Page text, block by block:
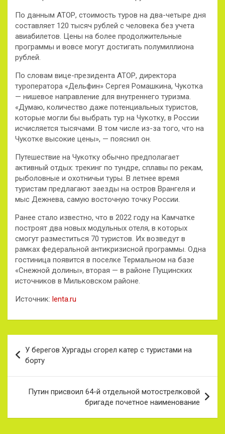
По данным АТОР, стоимость туров на два-четыре дня
составляет 120 тысяч рублей с человека без учета
авиабилетов. Цены на более продолжительные
программы и вовсе могут достигать полумиллиона
рублей.
По словам вице-президента АТОР, директора
туроператора «Дельфин» Сергея Ромашкина, Чукотка
— нишевое направление для внутреннего туризма.
«Думаю, количество даже потенциальных туристов,
которые могли бы выбрать тур на Чукотку, в России
исчисляется тысячами. В том числе из-за того, что на
Чукотке высокие цены», — пояснил он.
Путешествие на Чукотку обычно предполагает
активный отдых: трекинг по тундре, сплавы по рекам,
рыболовные и охотничьи туры. В летнее время
туристам предлагают заезды на остров Врангеля и
мыс Дежнева, самую восточную точку России.
Ранее стало известно, что в 2022 году на Камчатке
построят два новых модульных отеля, в которых
смогут разместиться 70 туристов. Их возведут в
рамках федеральной антикризисной программы. Одна
гостиница появится в поселке Термальном на базе
«Снежной долины», вторая — в районе Пущинских
источников в Мильковском районе.
Источник: lenta.ru
по
записям
У берегов Хургады сгорел катер с туристами на
борту
Путин присвоил 64-й отдельной мотострелковой
бригаде почетное наименование